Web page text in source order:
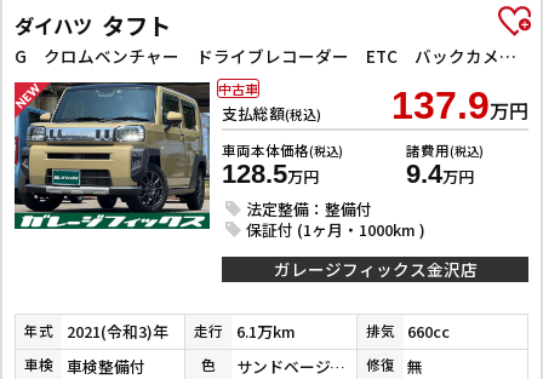
ダイハツ タフト
G クロムベンチャー ドライブレコーダー ETC バックカメラ ナビ TV クリアランスソナー 衝突被害軽減システム オートライト LEDヘッドランプ スマートキー アイドリングストップ 電動格納ミラー シートヒーター
支払総額(税込) 137.9万円
車両本体価格(税込)
128.5万円
諸費用(税込)
9.4万円
法定整備：整備付
保証付 (1ヶ月・1000km )
中古車
ガレージフィックス金沢店
年式 2021(令和3)年 走行 6.1万km 排気 660cc
車検 車検整備付 色 サンドベージュメタリック 修復 無